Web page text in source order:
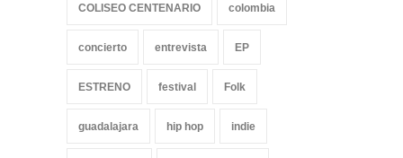
COLISEO CENTENARIO colombia
concierto entrevista EP
ESTRENO festival Folk
guadalajara hip hop indie